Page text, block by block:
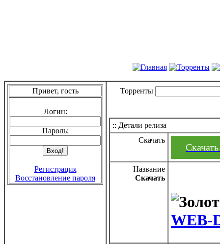
Привет, гость
Логин:
Пароль:
Регистрация
Восстановление пароля
Торренты
:: Детали релиза
Скачать
Название
Скачать
WEB-